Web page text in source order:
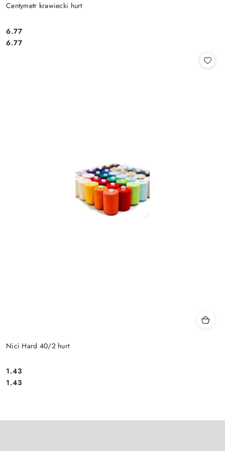
Centymetr krawiecki hurt
Cena:
6.77
Cena:
6.77
Nici Hard 40/2 hurt
Cena:
1.43
Cena:
1.43